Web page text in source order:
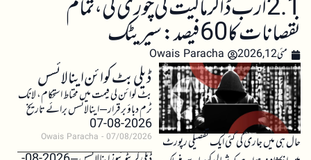
2.1 ارب ڈالر مالیت کی چوری کی، تمام
نقصانات کا 60 فیصد: سیریٹک
مئی 12, 2026 Owais Paracha
حال ہی میں جاری کی گئی ایک تفصیلی رپورٹ
ڈیلی بٹ کوائن اینالائسس
بٹ کوائن کی قیمت میں محتاط استحکام، لانگ
ٹرم دباؤ برقرار – اینالائسس برائے تاریخ
2026-08-07
Owais Paracha 07/08/2026